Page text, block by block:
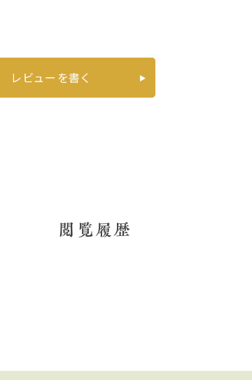
レビューを書く
閲覧履歴